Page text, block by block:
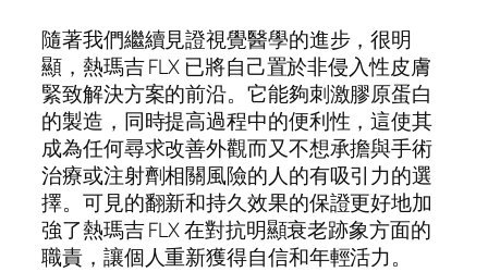
隨著我們繼續見證視覺醫學的進步，很明
顯，熱瑪吉 FLX 已將自己置於非侵入性皮膚
緊致解決方案的前沿。它能夠刺激膠原蛋白
的製造，同時提高過程中的便利性，這使其
成為任何尋求改善外觀而又不想承擔與手術
治療或注射劑相關風險的人的有吸引力的選
擇。可見的翻新和持久效果的保證更好地加
強了熱瑪吉 FLX 在對抗明顯衰老跡象方面的
職責，讓個人重新獲得自信和年輕活力。